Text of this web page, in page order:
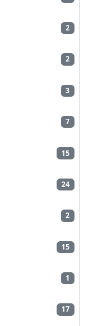
2
2
3
7
15
24
2
15
1
17